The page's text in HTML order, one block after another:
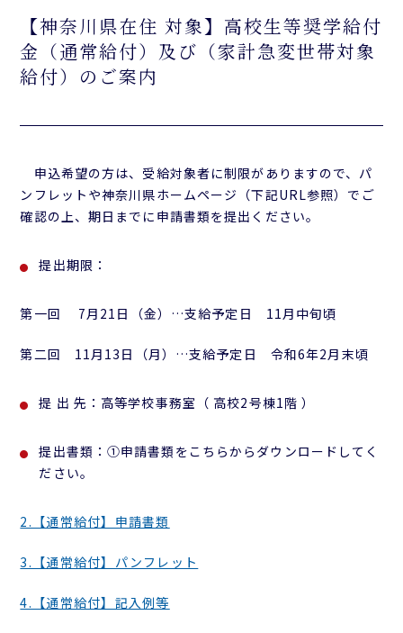
【神奈川県在住 対象】高校生等奨学給付
金（通常給付）及び（家計急変世帯対象
給付）のご案内
申込希望の方は、受給対象者に制限がありますので、パ
ンフレットや神奈川県ホームページ（下記URL参照）でご
確認の上、期日までに申請書類を提出ください。
提出期限：
第一回 7月21日（金）…支給予定日 11月中旬頃
第二回 11月13日（月）…支給予定日 令和6年2月末頃
提 出 先：高等学校事務室（ 高校2号棟1階 ）
提出書類：①申請書類をこちらからダウンロードしてく
ださい。
2.【通常給付】申請書類
3.【通常給付】パンフレット
4.【通常給付】記入例等